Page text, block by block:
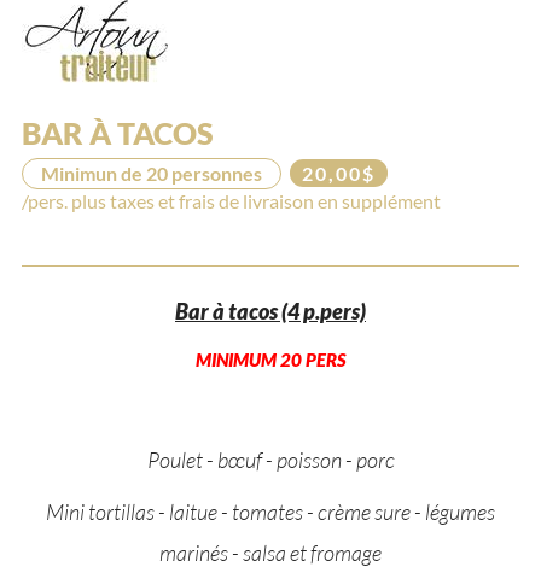
BAR À TACOS
Minimun de 20 personnes
20,00$
/pers. plus taxes et frais de livraison en supplément
Bar à tacos (4 p.pers)
MINIMUM 20 PERS
Poulet - bœuf - poisson - porc
Mini tortillas - laitue - tomates - crème sure - légumes
marinés - salsa et fromage